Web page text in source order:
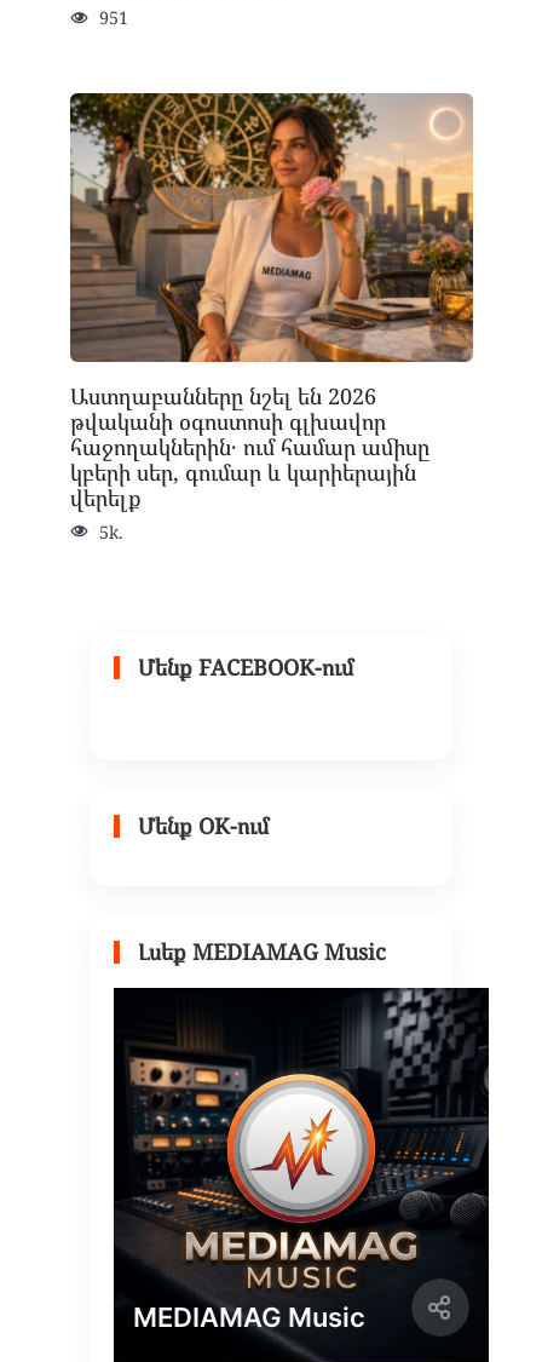
951
Աստղաբանները նշել են 2026
թվականի օգոստոսի գլխավոր
հաջողակներին․ ում համար ամիսը
կբերի սեր, գումար և կարիերային
վերելք
5k.
Մենք FACEBOOK-ում
Մենք OK-ում
Լսեք MEDIAMAG Music